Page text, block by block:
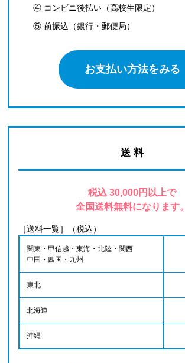
④ コンビニ後払い（高校生限定）
⑤ 前振込（銀行・郵便局）
お支払い方法をみる
送 料
税込 30,000円以上で
全国送料無料になります。
［送料一覧］（税込）
関東・甲信越・東海・北陸・関西
中国・四国・九州
東北
北海道
沖縄